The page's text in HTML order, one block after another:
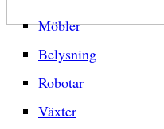
Möbler
Belysning
Robotar
Växter